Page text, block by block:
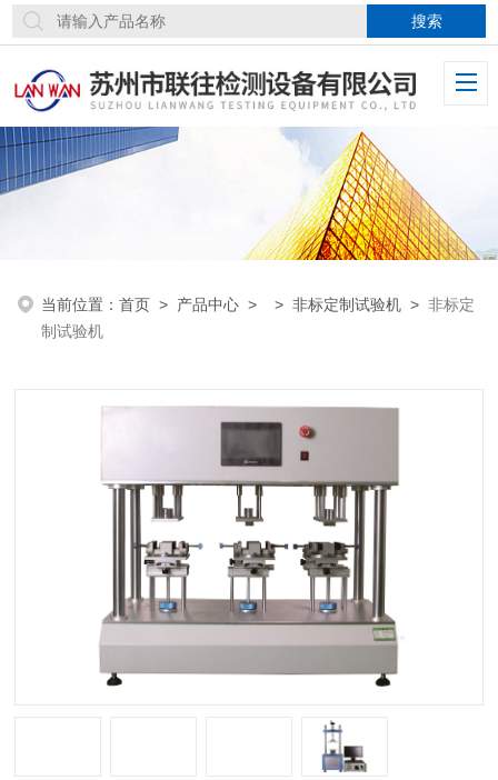
当前位置：首页 > 产品中心 > >非标定制试验机 >非标定
制试验机